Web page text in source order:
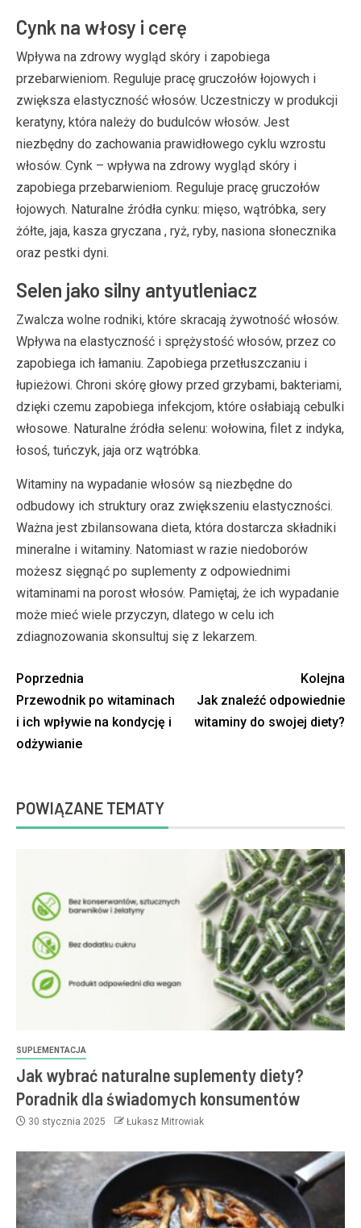
Cynk na włosy i cerę
Wpływa na zdrowy wygląd skóry i zapobiega
przebarwieniom. Reguluje pracę gruczołów łojowych i
zwiększa elastyczność włosów. Uczestniczy w produkcji
keratyny, która należy do budulców włosów. Jest
niezbędny do zachowania prawidłowego cyklu wzrostu
włosów. Cynk – wpływa na zdrowy wygląd skóry i
zapobiega przebarwieniom. Reguluje pracę gruczołów
łojowych. Naturalne źródła cynku: mięso, wątróbka, sery
żółte, jaja, kasza gryczana , ryż, ryby, nasiona słonecznika
oraz pestki dyni.
Selen jako silny antyutleniacz
Zwalcza wolne rodniki, które skracają żywotność włosów.
Wpływa na elastyczność i sprężystość włosów, przez co
zapobiega ich łamaniu. Zapobiega przetłuszczaniu i
łupieżowi. Chroni skórę głowy przed grzybami, bakteriami,
dzięki czemu zapobiega infekcjom, które osłabiają cebulki
włosowe. Naturalne źródła selenu: wołowina, filet z indyka,
łosoś, tuńczyk, jaja orz wątróbka.
Witaminy na wypadanie włosów są niezbędne do
odbudowy ich struktury oraz zwiększeniu elastyczności.
Ważna jest zbilansowana dieta, która dostarcza składniki
mineralne i witaminy. Natomiast w razie niedoborów
możesz sięgnąć po suplementy z odpowiednimi
witaminami na porost włosów. Pamiętaj, że ich wypadanie
może mieć wiele przyczyn, dlatego w celu ich
zdiagnozowania skonsultuj się z lekarzem.
Poprzednia
Przewodnik po witaminach
i ich wpływie na kondycję i
odżywianie
Kolejna
Jak znaleźć odpowiednie
witaminy do swojej diety?
POWIĄZANE TEMATY
SUPLEMENTACJA
Jak wybrać naturalne suplementy diety?
Poradnik dla świadomych konsumentów
30 stycznia 2025 Łukasz Mitrowiak